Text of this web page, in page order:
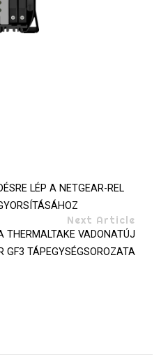
LÉP A NETGEAR-REL
Next Article
THERMALTAKE VADONATÚJ
GF3 TÁPEGYSÉGSOROZATA